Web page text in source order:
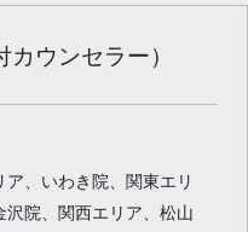
ウンセラー）
、いわき院、関東エリ
院、関西エリア、松山